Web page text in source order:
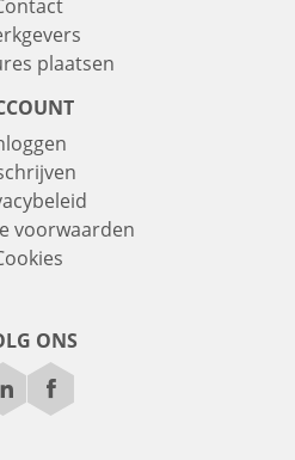
plaatsen
voorwaarden
ONS